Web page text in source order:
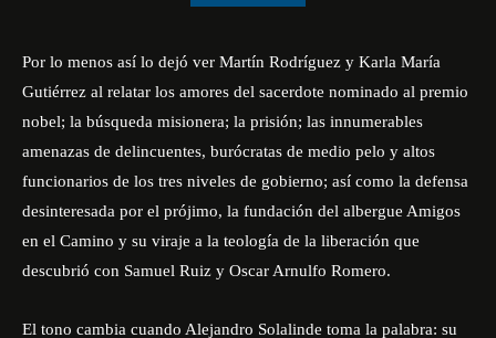
Por lo menos así lo dejó ver Martín Rodríguez y Karla María
Gutiérrez al relatar los amores del sacerdote nominado al premio
nobel; la búsqueda misionera; la prisión; las innumerables
amenazas de delincuentes, burócratas de medio pelo y altos
funcionarios de los tres niveles de gobierno; así como la defensa
desinteresada por el prójimo, la fundación del albergue Amigos
en el Camino y su viraje a la teología de la liberación que
descubrió con Samuel Ruiz y Oscar Arnulfo Romero.
El tono cambia cuando Alejandro Solalinde toma la palabra: su